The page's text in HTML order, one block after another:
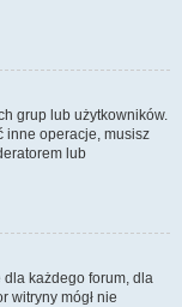
grup lub użytkowników.
inne operacje, musisz
lub
dla każdego forum, dla
witryny mógł nie